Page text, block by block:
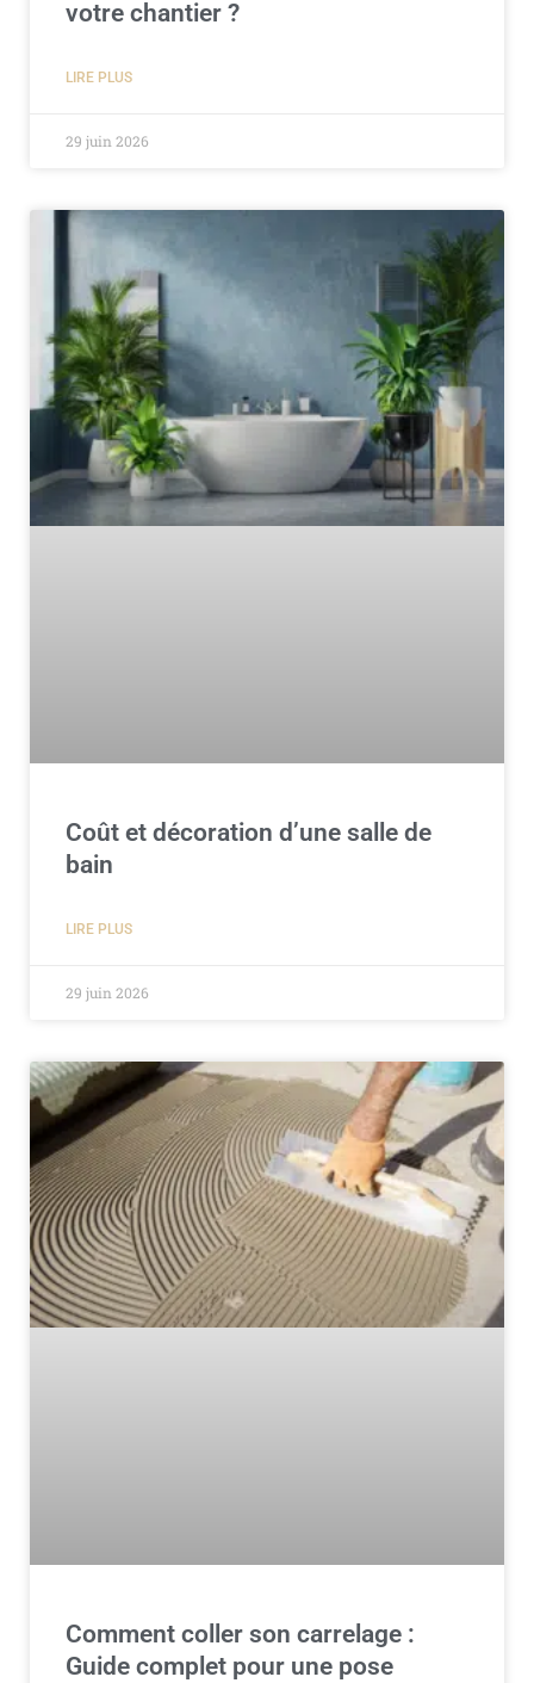
votre chantier ?
LIRE PLUS
29 juin 2026
Coût et décoration d’une salle de
bain
LIRE PLUS
29 juin 2026
Comment coller son carrelage :
Guide complet pour une pose